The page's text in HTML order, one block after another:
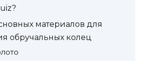
материалов для
обручальных колец